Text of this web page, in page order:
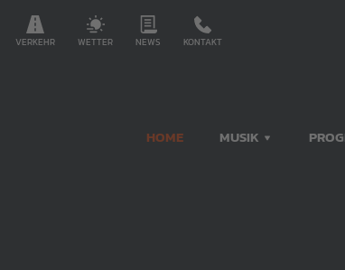
VERKEHR WETTER NEWS KONTAKT
HOME MUSIK